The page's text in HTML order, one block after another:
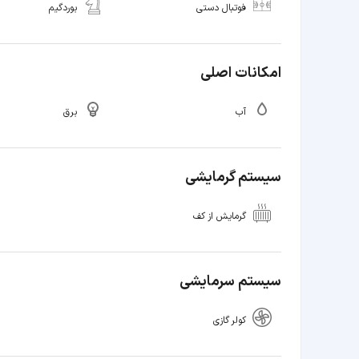
فوتبال دستی بوردگیم
امکانات اصلی
آب برق
سیستم گرمایشی
گرمایش از کف
سیستم سرمایشی
کولر گازی